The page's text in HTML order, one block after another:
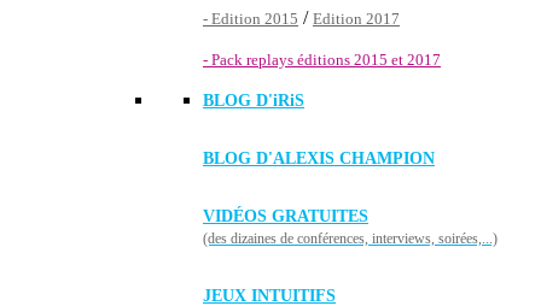
- Edition 2015 / Edition 2017
- Pack replays éditions 2015 et 2017
BLOG D'iRiS
BLOG D'ALEXIS CHAMPION
VIDÉOS GRATUITES
(des dizaines de conférences, interviews, soirées,...)
JEUX INTUITIFS